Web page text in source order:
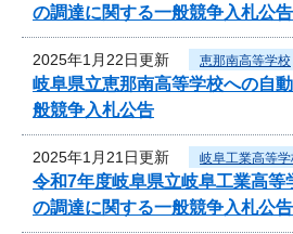
の調達に関する一般競争入札公告
2025年1月22日更新 恵那南高等学校
岐阜県立恵那南高等学校への自
般競争入札公告
2025年1月21日更新 岐阜工業高等
令和7年度岐阜県立岐阜工業高等
の調達に関する一般競争入札公告